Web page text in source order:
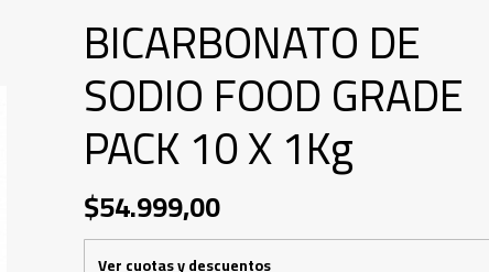
BICARBONATO DE
SODIO FOOD GRADE
PACK 10 X 1Kg
$54.999,00
Ver cuotas y descuentos